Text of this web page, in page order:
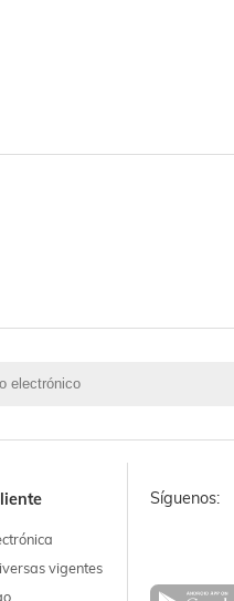
vigentes
Síguenos: